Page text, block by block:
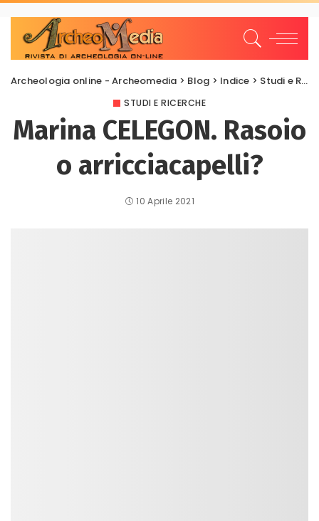
Archeologia online - Archeomedia > Blog > Indice > Studi e Ricerche
STUDI E RICERCHE
Marina CELEGON. Rasoio
o arricciacapelli?
10 Aprile 2021